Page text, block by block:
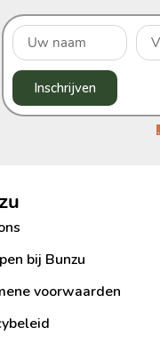
Inschrijven
bij Bunzu
voorwaarden